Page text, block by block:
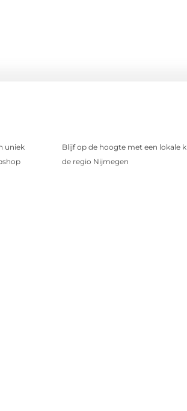
uniek
Blijf op de hoogte met een lokale
de regio Nijmegen